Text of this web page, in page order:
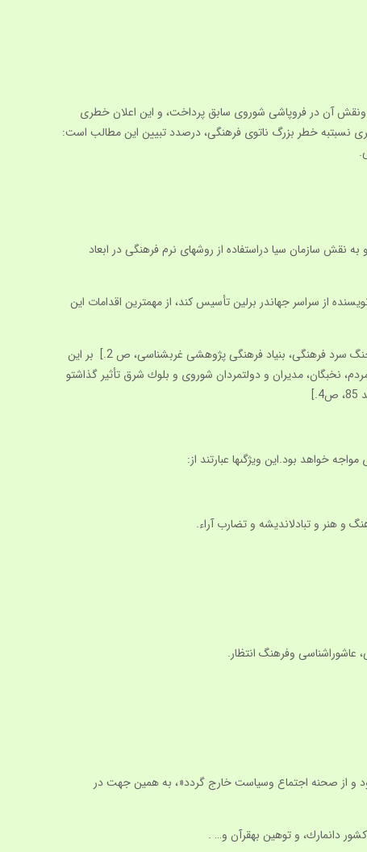
ونقش آن در فروپاشى شوروى سابق پرداخت، و اين اعلان خطرى
نسبت‏به خطر بزرگ ناتوى فرهنگى، درصدد تبيين اين مطالب است:
نقش سازمان سيا دراستفاده از روش‏هاى نرم فرهنگى در ابعاد
فرهنگ بلوك غرب« عمل مى‏كرد وتوانست كنگره آزادى فرهنگى را در ژوئن 1950 م با حضور يكصد نويسنده از سراسر جهان‏در برلين تأسيس كند، از مهم‏ترين اقدامات اين
نيكسون، رئيس جمهور اسبق آمريكا گفته بود: »ما در رقابت با شوروى بايد در دو جبهه‏پيروز شويم: اقتصاد و ايدئولوژى.« [فرانسيس استونر ساندرس، جنگ سرد فرهنگى، بنياد فرهنگى پژوهشى غرب‏شناسى، ص 2.] بر اين
نخبگان، مديران و دولتمردان شوروى و بلوك شرق تأثير گذاشت‏و
خواهد بود.اين ويژگى‏ها عبارتند از:
و از صحنه اجتماع وسياست خارج گردد«، به همين جهت در